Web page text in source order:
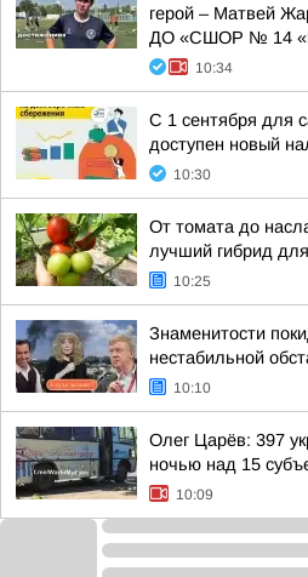
герой – Матвей
ДО «СШОР № 14
10:34
С 1 сентября для
доступен новый
10:30
От томата до
лучший гибрид
10:25
Знаменитости
нестабильной
10:10
Олег Царёв: 397
ночью над 15
10:09